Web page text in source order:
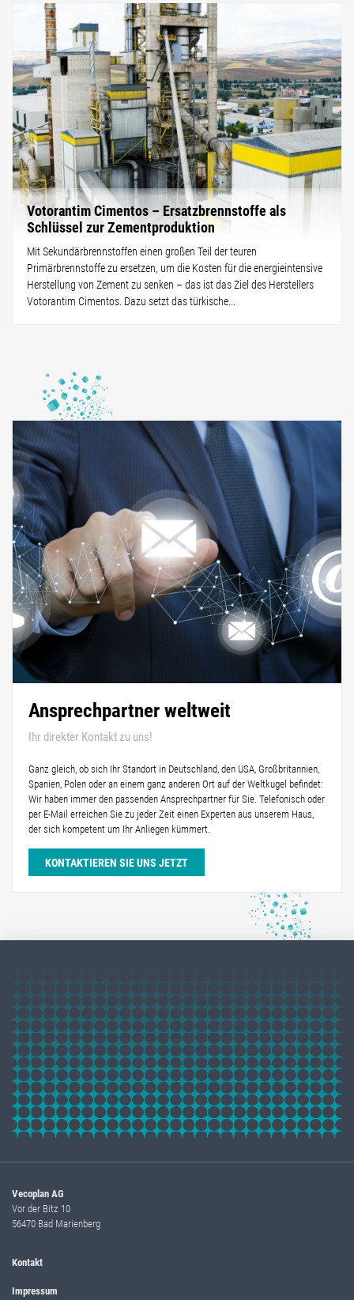
Votorantim Cimentos – Ersatzbrennstoffe als
Schlüssel zur Zementproduktion
Mit Sekundärbrennstoffen einen großen Teil der teuren
Primärbrennstoffe zu ersetzen, um die Kosten für die energieintensive
Herstellung von Zement zu senken – das ist das Ziel des Herstellers
Votorantim Cimentos. Dazu setzt das türkische...
Ansprechpartner weltweit
Ihr direkter Kontakt zu uns!
Ganz gleich, ob sich Ihr Standort in Deutschland, den USA, Großbritannien,
Spanien, Polen oder an einem ganz anderen Ort auf der Weltkugel befindet:
Wir haben immer den passenden Ansprechpartner für Sie. Telefonisch oder
per E-Mail erreichen Sie zu jeder Zeit einen Experten aus unserem Haus,
der sich kompetent um Ihr Anliegen kümmert.
KONTAKTIEREN SIE UNS JETZT
Vecoplan AG
Vor der Bitz 10
56470 Bad Marienberg
Kontakt
Impressum